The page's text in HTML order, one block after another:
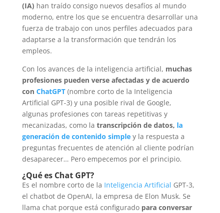
(IA) han traído consigo nuevos desafíos al mundo
moderno, entre los que se encuentra desarrollar una
fuerza de trabajo con unos perfiles adecuados para
adaptarse a la transformación que tendrán los
empleos.
Con los avances de la inteligencia artificial, muchas
profesiones pueden verse afectadas y de acuerdo
con ChatGPT (nombre corto de la Inteligencia
Artificial GPT-3) y una posible rival de Google,
algunas profesiones con tareas repetitivas y
mecanizadas, como la transcripción de datos, la
generación de contenido simpley la respuesta a
preguntas frecuentes de atención al cliente podrían
desaparecer… Pero empecemos por el principio.
¿Qué es Chat GPT?
Es el nombre corto de la Inteligencia Artificial GPT-3,
el chatbot de OpenAI, la empresa de Elon Musk. Se
llama chat porque está configurado para conversar